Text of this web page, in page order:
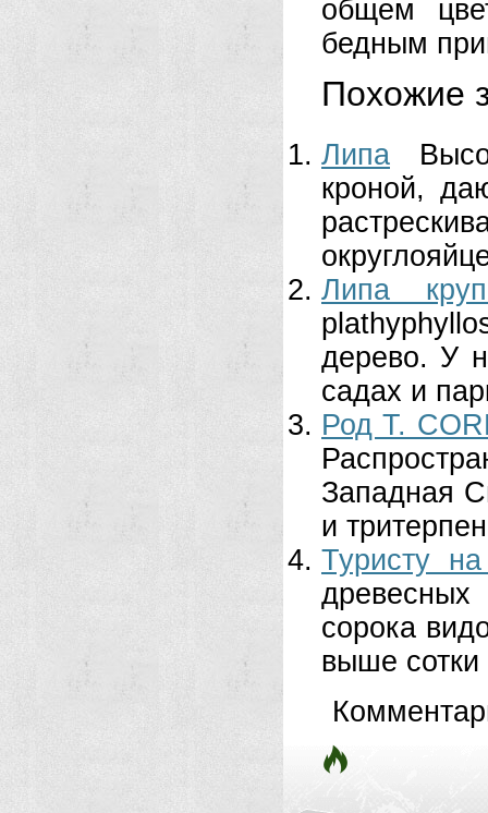
общем
бедным
Похожие
Липа
кроной,
Липа
дерево. У
садах и
Род Т.
Западная
и
Туристу
древесных
сорока
выше сотки